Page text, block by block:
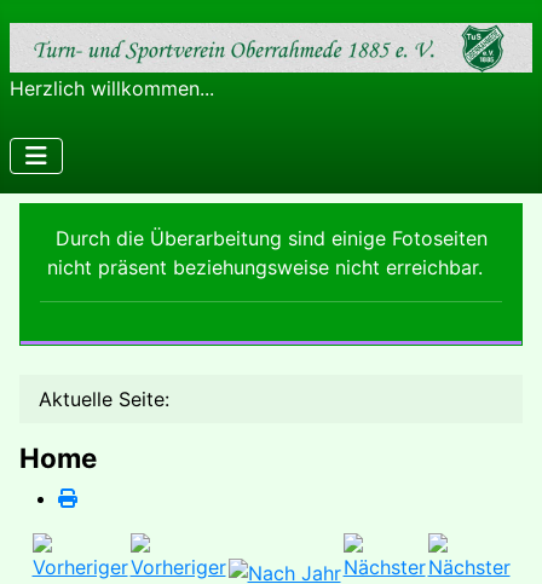
Herzlich willkommen...
Durch die Überarbeitung sind einige Fotoseiten
nicht präsent beziehungsweise nicht erreichbar.
Aktuelle Seite:
Home